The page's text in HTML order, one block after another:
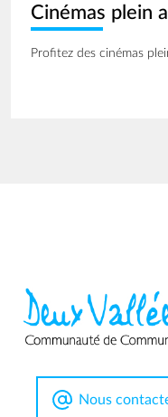
Cinémas plein
Profitez des cinémas
Nous